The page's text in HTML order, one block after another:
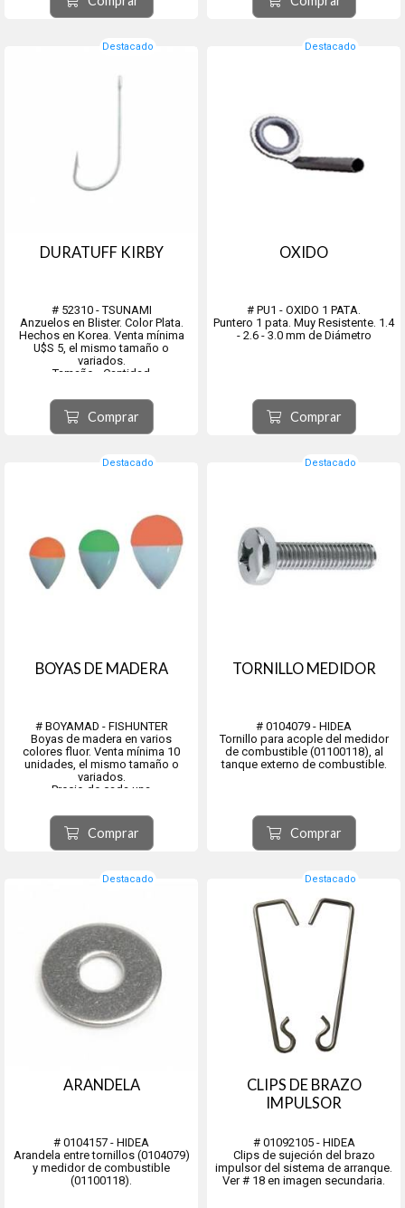
Destacado
DURATUFF KIRBY
# 52310 - TSUNAMI
Anzuelos en Blister. Color Plata.
Hechos en Korea. Venta mínima
U$S 5, el mismo tamaño o
variados.
Tamaño - Cantidad
Nº8/0 - 3 unid.
Nº7/0 - 4 unid.
Nº6/0 - 4 unid.
Nº5/0 - 5 unid.
Comprar
Destacado
OXIDO
# PU1 - OXIDO 1 PATA.
Puntero 1 pata. Muy Resistente. 1.4
- 2.6 - 3.0 mm de Diámetro
Comprar
Destacado
BOYAS DE MADERA
# BOYAMAD - FISHUNTER
Boyas de madera en varios
colores fluor. Venta mínima 10
unidades, el mismo tamaño o
variados.
Precio de cada una
Comprar
Destacado
TORNILLO MEDIDOR
# 0104079 - HIDEA
Tornillo para acople del medidor
de combustible (01100118), al
tanque externo de combustible.
Comprar
Destacado
ARANDELA
# 0104157 - HIDEA
Arandela entre tornillos (0104079)
y medidor de combustible
(01100118).
Destacado
CLIPS DE BRAZO
IMPULSOR
# 01092105 - HIDEA
Clips de sujeción del brazo
impulsor del sistema de arranque.
Ver # 18 en imagen secundaria.